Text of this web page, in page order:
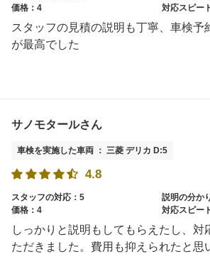
価格：4
対応スピー
スタッフの見積の説明も丁寧、車検予
が最高でした
サノモタールさん
車検を実施した車両 ： 三菱 デリカ D:5
4.8
スタッフの対応：5
説明の分か
価格：4
対応スピー
しっかりと説明もしてもらえたし、対
ただきました。費用も抑えられたと思